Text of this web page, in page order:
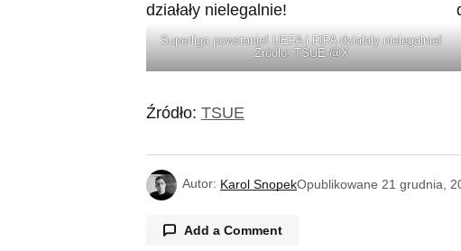
Superliga powstanie! UEFA i FIFA działały nielegalnie!
Źródło: TSUE @X
Źródło: TSUE
Autor: Karol SnopekOpublikowane 21 grudnia,
Add a Comment